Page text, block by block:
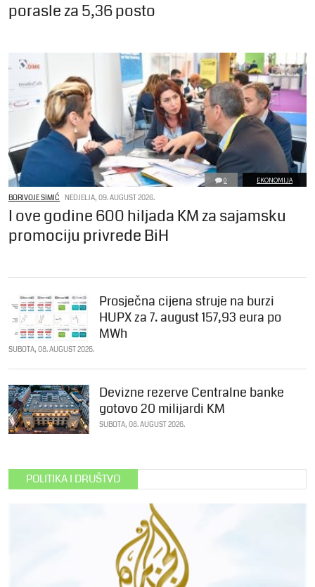
porasle za 5,36 posto
0 EKONOMIJA
BORIVOJE SIMIĆ NEDJELJA, 09. AUGUST 2026.
I ove godine 600 hiljada KM za sajamsku
promociju privrede BiH
Prosječna cijena struje na burzi
HUPX za 7. august 157,93 eura po
MWh
SUBOTA, 08. AUGUST 2026.
Devizne rezerve Centralne banke
gotovo 20 milijardi KM
SUBOTA, 08. AUGUST 2026.
POLITIKA I DRUŠTVO